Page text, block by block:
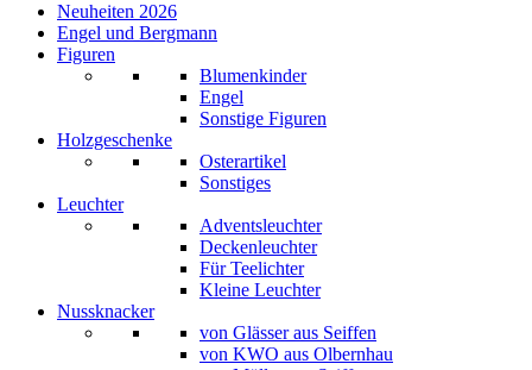
Neuheiten 2026
Engel und Bergmann
Figuren
Blumenkinder
Engel
Sonstige Figuren
Holzgeschenke
Osterartikel
Sonstiges
Leuchter
Adventsleuchter
Deckenleuchter
Für Teelichter
Kleine Leuchter
Nussknacker
von Glässer aus Seiffen
von KWO aus Olbernhau